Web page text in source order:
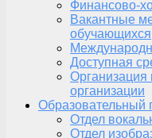
Финансово-
Вакантные
обучающихся
Доступная
Организация
организации
Образовательный
Отдел
Отдел